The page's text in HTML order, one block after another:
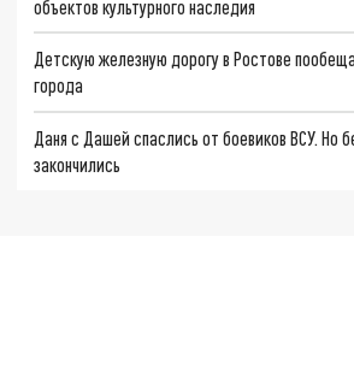
объектов культурного наследия
Детскую железную дорогу в Ростове
города
Даня с Дашей спаслись от боевиков ВСУ. Но
закончились